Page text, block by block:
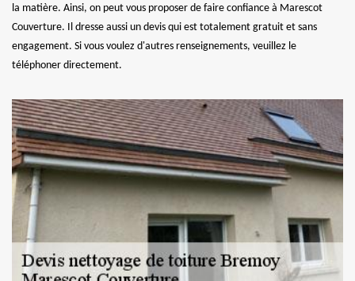
la matière. Ainsi, on peut vous proposer de faire confiance à Marescot
Couverture. Il dresse aussi un devis qui est totalement gratuit et sans
engagement. Si vous voulez d'autres renseignements, veuillez le
téléphoner directement.